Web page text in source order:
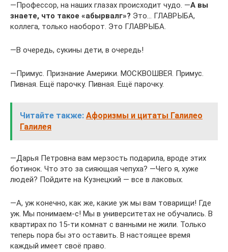
―Профессор, на наших глазах происходит чудо. ―А вы
знаете, что такое «абырвалг»? Это… ГЛАВРЫБА,
коллега, только наоборот. Это ГЛАВРЫБА.
―В очередь, сукины дети, в очередь!
―Примус. Признание Америки. МОСКВОШВЕЯ. Примус.
Пивная. Ещё парочку. Пивная. Ещё парочку.
Читайте также: Афоризмы и цитаты Галилео
Галилея
―Дарья Петровна вам мерзость подарила, вроде этих
ботинок. Что это за сияющая чепуха? ―Чего я, хуже
людей? Пойдите на Кузнецкий — все в лаковых.
―А, уж конечно, как же, какие уж мы вам товарищи! Где
уж. Мы понимаем-с! Мы в университетах не обучались. В
квартирах по 15-ти комнат с ванными не жили. Только
теперь пора бы это оставить. В настоящее время
каждый имеет своё право.